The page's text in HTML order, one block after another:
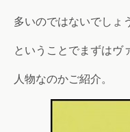
多いのではないでしょ
ということでまずはヴ
人物なのかご紹介。